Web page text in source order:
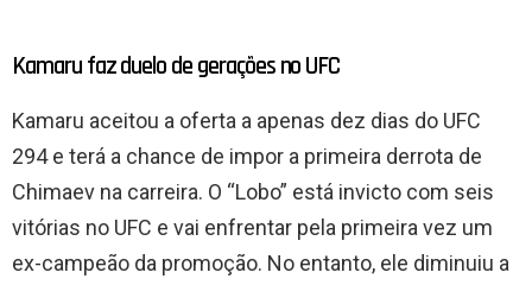
Kamaru faz duelo de gerações no UFC
Kamaru aceitou a oferta a apenas dez dias do UFC
294 e terá a chance de impor a primeira derrota de
Chimaev na carreira. O “Lobo” está invicto com seis
vitórias no UFC e vai enfrentar pela primeira vez um
ex-campeão da promoção. No entanto, ele diminuiu a